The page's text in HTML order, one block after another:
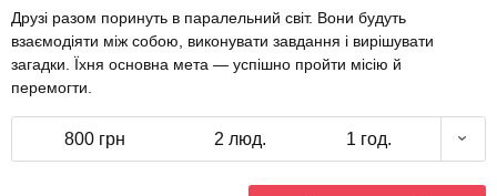
Друзі разом поринуть в паралельний світ. Вони будуть
взаємодіяти між собою, виконувати завдання і вирішувати
загадки. Їхня основна мета — успішно пройти місію й
перемогти.
800 грн 2 люд. 1 год.